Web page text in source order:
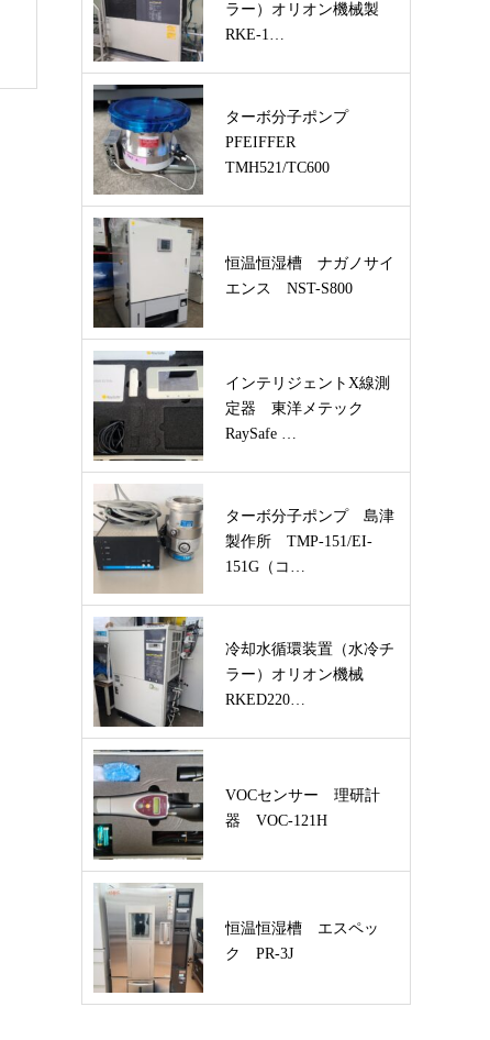
ラー）オリオン機械製
RKE-1…
ターボ分子ポンプ
PFEIFFER
TMH521/TC600
恒温恒湿槽 ナガノサイ
エンス NST-S800
インテリジェントX線測
定器 東洋メテック
RaySafe …
ターボ分子ポンプ 島津
製作所 TMP-151/EI-
151G（コ…
冷却水循環装置（水冷チ
ラー）オリオン機械
RKED220…
VOCセンサー 理研計
器 VOC-121H
恒温恒湿槽 エスペッ
ク PR-3J